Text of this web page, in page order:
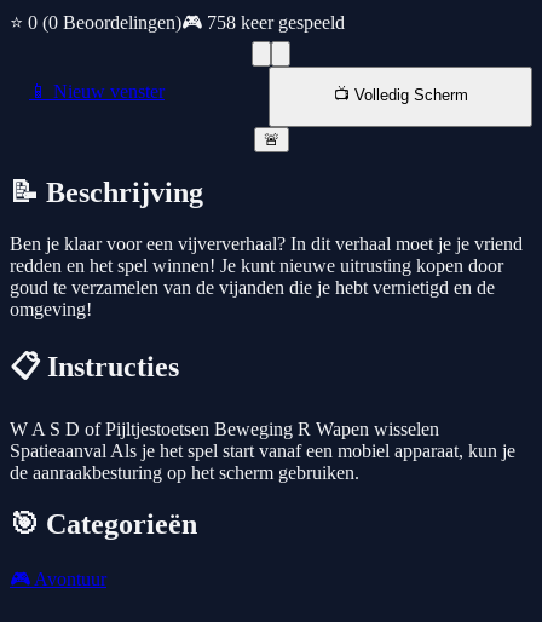
⭐ 0 (0 Beoordelingen)🎮 758 keer gespeeld
📱 Nieuw venster 📺 Volledig Scherm
🚨
📝 Beschrijving
Ben je klaar voor een vijververhaal? In dit verhaal moet je je vriend
redden en het spel winnen! Je kunt nieuwe uitrusting kopen door
goud te verzamelen van de vijanden die je hebt vernietigd en de
omgeving!
📋 Instructies
W A S D of Pijltjestoetsen Beweging R Wapen wisselen
Spatieaanval Als je het spel start vanaf een mobiel apparaat, kun je
de aanraakbesturing op het scherm gebruiken.
🎯 Categorieën
🎮 Avontuur